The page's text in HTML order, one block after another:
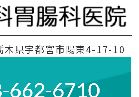
木県宇都宮市陽東4-17-10